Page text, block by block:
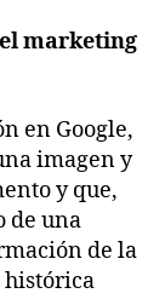
marketing
en Google,
imagen y
y que,
de una
de la
histórica